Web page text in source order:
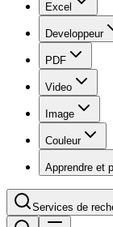
Excel
Developpeur
PDF
Video
Image
Couleur
Apprendre et
Services de